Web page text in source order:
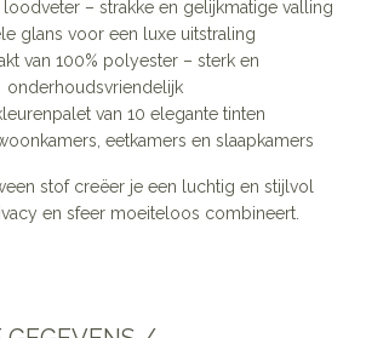
– strakke en gelijkmatige valling
glans voor een luxe uitstraling
van 100% polyester – sterk en
onderhoudsvriendelijk
van 10 elegante tinten
eetkamers en slaapkamers
stof creëer je een luchtig en stijlvol
en sfeer moeiteloos combineert.